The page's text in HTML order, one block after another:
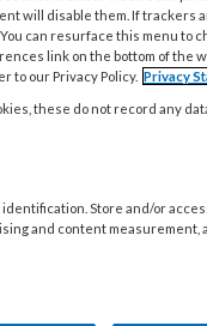
will disable them. If trackers
can resurface this menu to
link on the bottom of the
to our Privacy Policy. Privacy
these do not record any
Store and/or
and content measurement,